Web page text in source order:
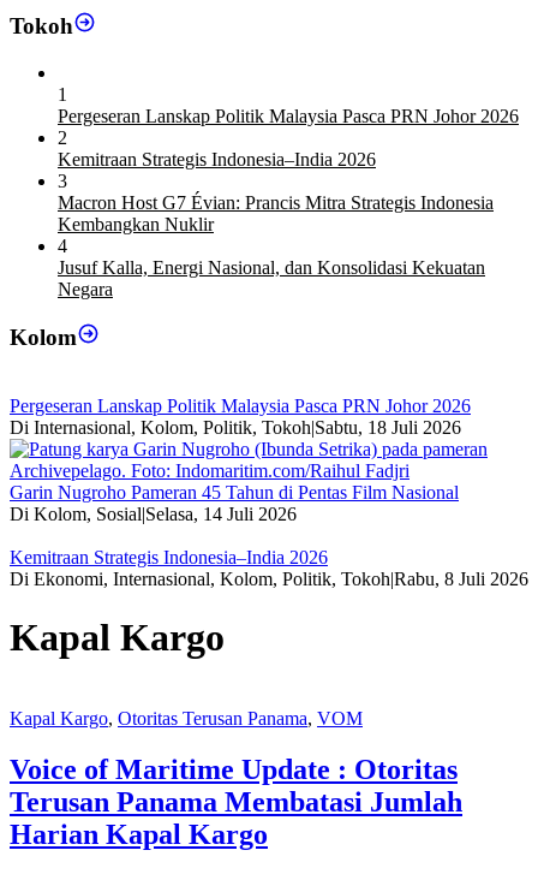
Tokoh
1
Pergeseran Lanskap Politik Malaysia Pasca PRN Johor 2026
2
Kemitraan Strategis Indonesia–India 2026
3
Macron Host G7 Évian: Prancis Mitra Strategis Indonesia
Kembangkan Nuklir
4
Jusuf Kalla, Energi Nasional, dan Konsolidasi Kekuatan
Negara
Kolom
Pergeseran Lanskap Politik Malaysia Pasca PRN Johor 2026
Di Internasional, Kolom, Politik, Tokoh|Sabtu, 18 Juli 2026
Garin Nugroho Pameran 45 Tahun di Pentas Film Nasional
Di Kolom, Sosial|Selasa, 14 Juli 2026
Kemitraan Strategis Indonesia–India 2026
Di Ekonomi, Internasional, Kolom, Politik, Tokoh|Rabu, 8 Juli 2026
Kapal Kargo
Kapal Kargo, Otoritas Terusan Panama, VOM
Voice of Maritime Update : Otoritas
Terusan Panama Membatasi Jumlah
Harian Kapal Kargo